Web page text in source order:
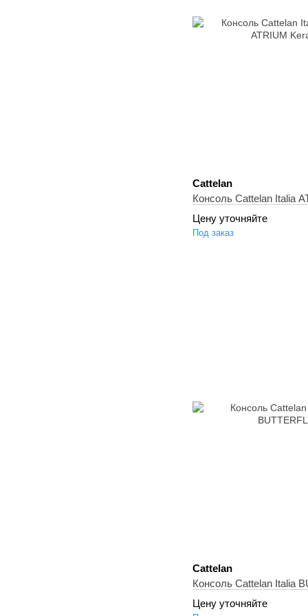
Cattelan
Консоль Cattelan Italia
Цену уточняйте
Под заказ
Cattelan
Консоль Cattelan Italia
Цену уточняйте